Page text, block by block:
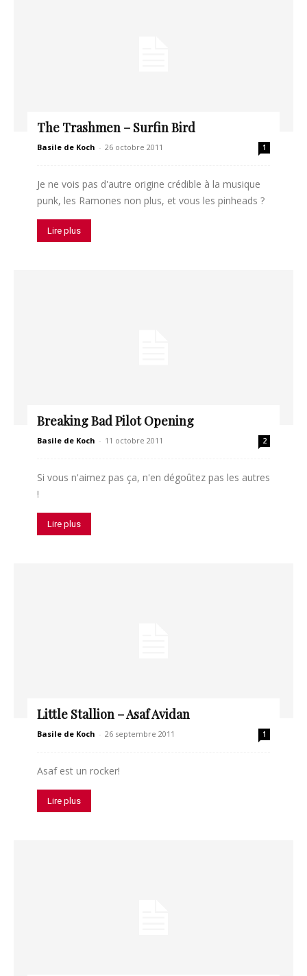
The Trashmen – Surfin Bird
Basile de Koch - 26 octobre 2011 1
Je ne vois pas d'autre origine crédible à la musique
punk, les Ramones non plus, et vous les pinheads ?
Lire plus
Breaking Bad Pilot Opening
Basile de Koch - 11 octobre 2011 2
Si vous n'aimez pas ça, n'en dégoûtez pas les autres
!
Lire plus
Little Stallion – Asaf Avidan
Basile de Koch - 26 septembre 2011 1
Asaf est un rocker!
Lire plus